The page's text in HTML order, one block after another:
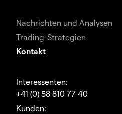
Nachrichten und Analysen
Trading-Strategien
Kontakt
Interessenten:
+41 (0) 58 810 77 40
Kunden: